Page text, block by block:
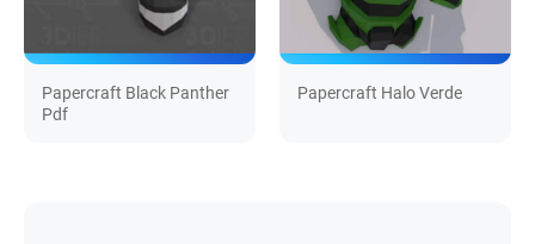
Papercraft Black Panther
Pdf
Papercraft Halo Verde